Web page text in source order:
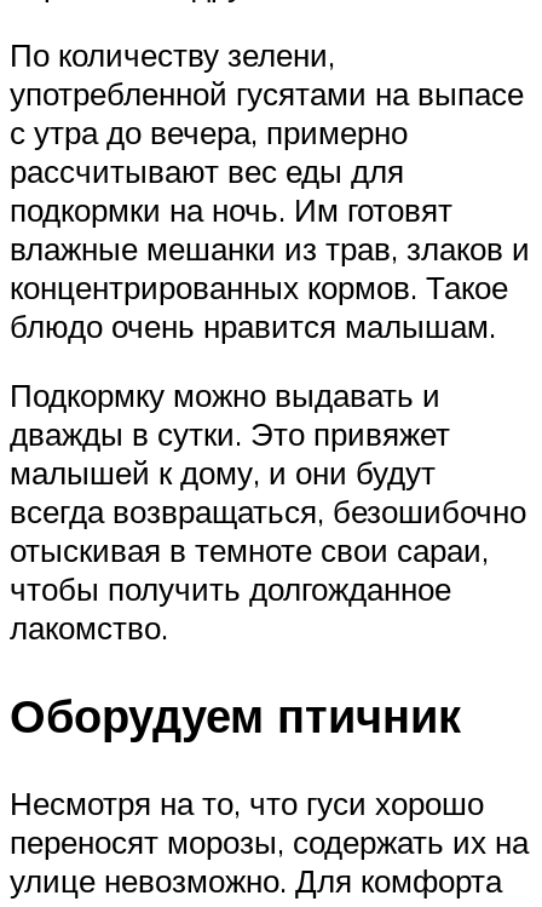
По количеству зелени,
употребленной гусятами на выпасе
с утра до вечера, примерно
рассчитывают вес еды для
подкормки на ночь. Им готовят
влажные мешанки из трав, злаков и
концентрированных кормов. Такое
блюдо очень нравится малышам.
Подкормку можно выдавать и
дважды в сутки. Это привяжет
малышей к дому, и они будут
всегда возвращаться, безошибочно
отыскивая в темноте свои сараи,
чтобы получить долгожданное
лакомство.
Оборудуем птичник
Несмотря на то, что гуси хорошо
переносят морозы, содержать их на
улице невозможно. Для комфорта